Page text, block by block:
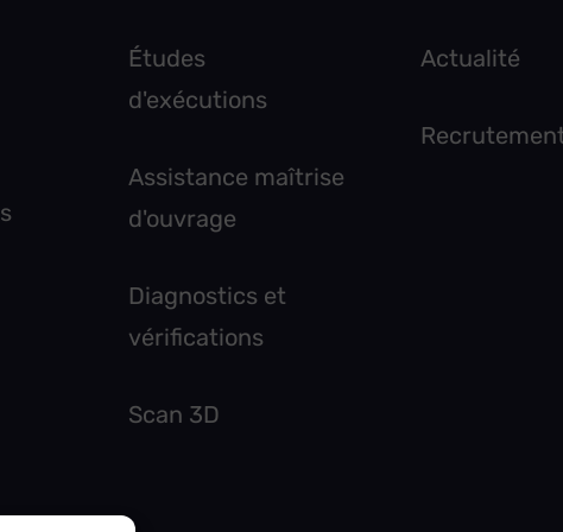
Études
d'exécutions
Assistance maîtrise
d'ouvrage
Diagnostics et
vérifications
Scan 3D
Actualité